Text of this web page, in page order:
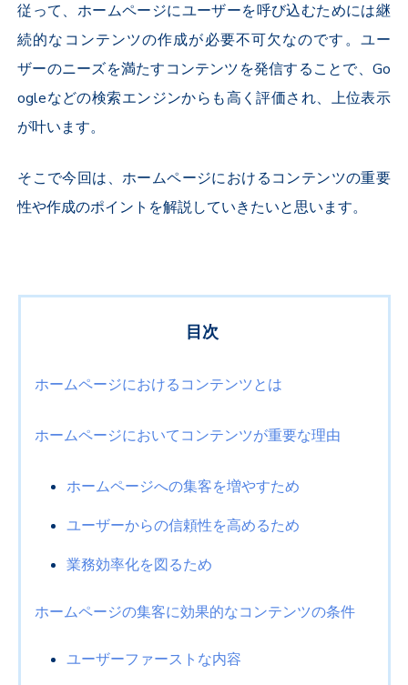
従って、ホームページにユーザーを呼び込むためには継
続的なコンテンツの作成が必要不可欠なのです。ユー
ザーのニーズを満たすコンテンツを発信することで、Go
ogleなどの検索エンジンからも高く評価され、上位表示
が叶います。
そこで今回は、ホームページにおけるコンテンツの重要
性や作成のポイントを解説していきたいと思います。
目次
ホームページにおけるコンテンツとは
ホームページにおいてコンテンツが重要な理由
ホームページへの集客を増やすため
ユーザーからの信頼性を高めるため
業務効率化を図るため
ホームページの集客に効果的なコンテンツの条件
ユーザーファーストな内容